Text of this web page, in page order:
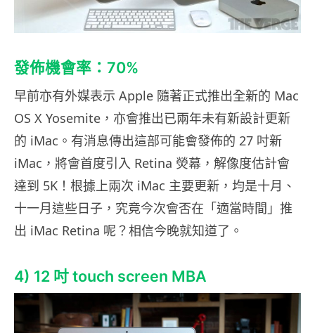
發佈機會率：70%
早前亦有外媒表示 Apple 隨著正式推出全新的 Mac
OS X Yosemite，亦會推出已兩年未有新設計更新
的 iMac。有消息傳出這部可能會發佈的 27 吋新
iMac，將會首度引入 Retina 熒幕，解像度估計會
達到 5K！根據上兩次 iMac 主要更新，均是十月、
十一月這些日子，究竟今次會否在「適當時間」推
出 iMac Retina 呢？相信今晚就知道了。
4) 12 吋 touch screen MBA